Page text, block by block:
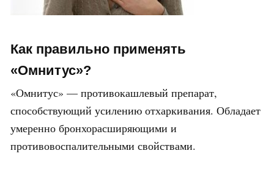
Как правильно применять
«Омнитус»?
«Омнитус» — противокашлевый препарат,
способствующий усилению отхаркивания. Обладает
умеренно бронхорасширяющими и
противовоспалительными свойствами.